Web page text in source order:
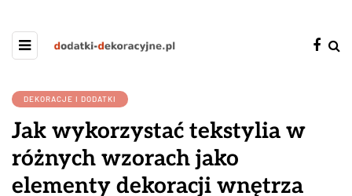
DEKORACJE I DODATKI
Jak wykorzystać tekstylia w
różnych wzorach jako
elementy dekoracji wnętrza